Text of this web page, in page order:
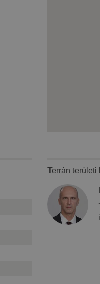
Terrán területi